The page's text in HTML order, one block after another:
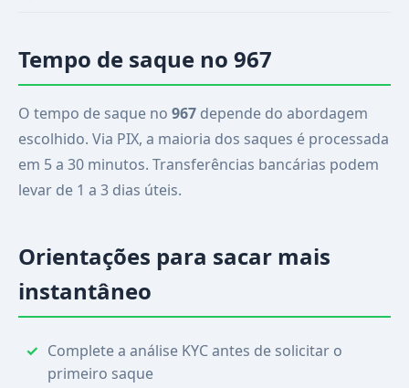
Tempo de saque no 967
O tempo de saque no 967 depende do abordagem
escolhido. Via PIX, a maioria dos saques é processada
em 5 a 30 minutos. Transferências bancárias podem
levar de 1 a 3 dias úteis.
Orientações para sacar mais
instantâneo
Complete a análise KYC antes de solicitar o
primeiro saque